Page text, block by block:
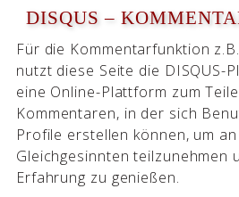
DISQUS –
Für die Kommentarfunktion
nutzt diese Seite die DISQUS-
eine Online-Plattform zum
Kommentaren, in der sich
Profile erstellen können, um
Gleichgesinnten teilzunehmen
Erfahrung zu genießen.